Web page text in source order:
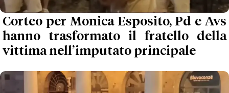
Corteo per Monica Esposito, Pd e Avs
hanno trasformato il fratello della
vittima nell’imputato principale